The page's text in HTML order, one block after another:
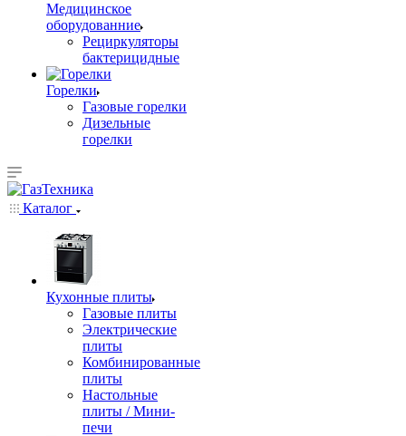
Медицинское
оборудованние
Рециркуляторы
бактерицидные
Горелки
Газовые горелки
Дизельные
горелки
Каталог
Кухонные плиты
Газовые плиты
Электрические
плиты
Комбинированные
плиты
Настольные
плиты / Мини-
печи